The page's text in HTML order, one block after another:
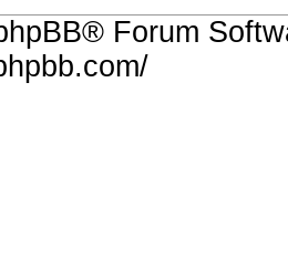
Forum